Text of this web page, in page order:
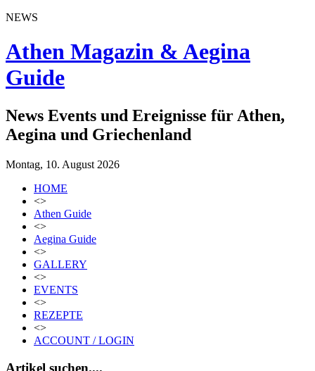
NEWS
Athen Magazin & Aegina
Guide
News Events und Ereignisse für Athen,
Aegina und Griechenland
Montag, 10. August 2026
HOME
<>
Athen Guide
<>
Aegina Guide
<>
GALLERY
<>
EVENTS
<>
REZEPTE
<>
ACCOUNT / LOGIN
Artikel suchen....